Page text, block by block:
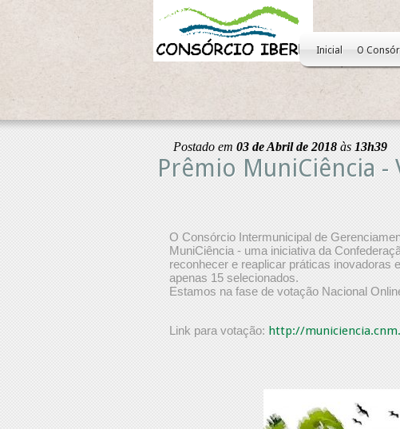
Inicial O
Postado em 03 de Abril de 2018 às 13h39
Prêmio MuniCiência -
O Consórcio Intermunicipal de
MuniCiência - uma iniciativa da
reconhecer e reaplicar práticas inovadoras
apenas 15 selecionados.
Estamos na fase de votação Nacional
Link para votação: http://